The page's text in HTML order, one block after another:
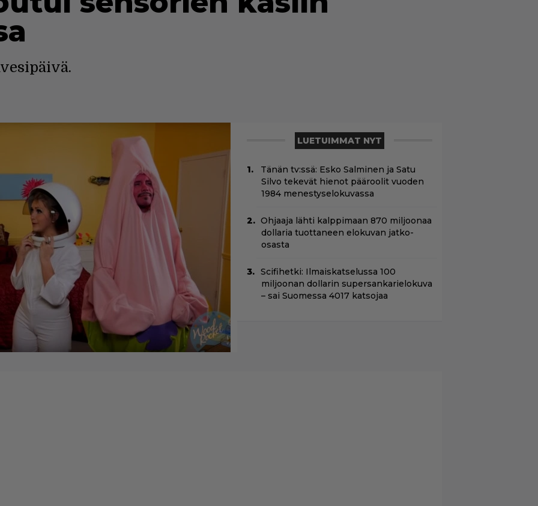
LUETUIMMAT NYT
Tänän tv:ssä: Esko Salminen ja Satu
Silvo tekevät hienot pääroolit vuoden
1984 menestyselokuvassa
Ohjaaja lähti kalppimaan 870 miljoonaa
dollaria tuottaneen elokuvan jatko-
osasta
Scifihetki: Ilmaiskatselussa 100
miljoonan dollarin supersankarielokuva
– sai Suomessa 4017 katsojaa